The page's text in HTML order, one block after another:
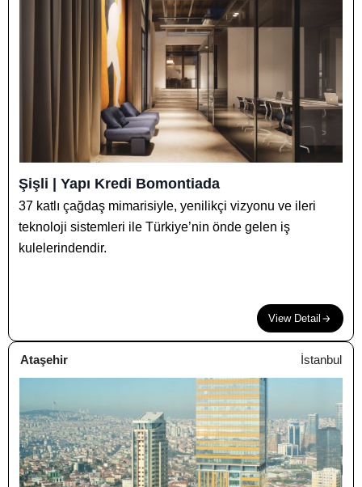
Şişli | Yapı Kredi Bomontiada
37 katlı çağdaş mimarisiyle, yenilikçi vizyonu ve ileri
teknoloji sistemleri ile Türkiye’nin önde gelen iş
kulelerindendir.
View Detail
Ataşehir İstanbul